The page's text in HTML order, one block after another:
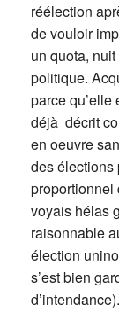
réélection
de vouloir
un quota,
politique.
parce qu’elle
déjà décrit
en oeuvre
des élections
proportionnel
voyais hélas
raisonnable
élection
s’est bien
d’intendance).